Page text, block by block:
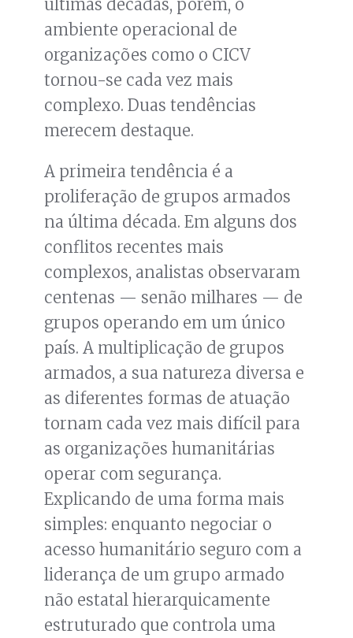
últimas décadas, porém, o
ambiente operacional de
organizações como o CICV
tornou-se cada vez mais
complexo. Duas tendências
merecem destaque.
A primeira tendência é a
proliferação de grupos armados
na última década. Em alguns dos
conflitos recentes mais
complexos, analistas observaram
centenas — senão milhares — de
grupos operando em um único
país. A multiplicação de grupos
armados, a sua natureza diversa e
as diferentes formas de atuação
tornam cada vez mais difícil para
as organizações humanitárias
operar com segurança.
Explicando de uma forma mais
simples: enquanto negociar o
acesso humanitário seguro com a
liderança de um grupo armado
não estatal hierarquicamente
estruturado que controla uma